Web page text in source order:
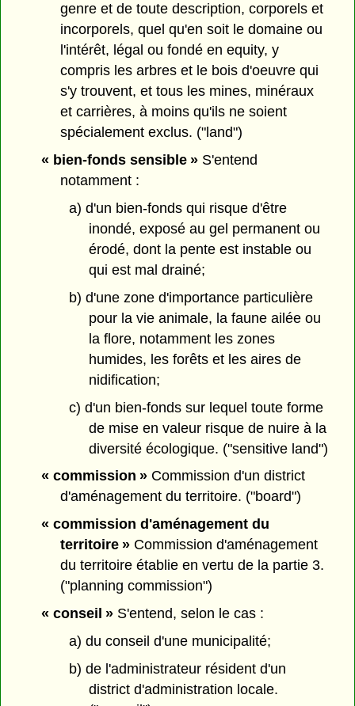
genre et de toute description, corporels et
incorporels, quel qu'en soit le domaine ou
l'intérêt, légal ou fondé en equity, y
compris les arbres et le bois d'oeuvre qui
s'y trouvent, et tous les mines, minéraux
et carrières, à moins qu'ils ne soient
spécialement exclus. ("land")
« bien-fonds sensible »S'entend
notamment :
a) d'un bien-fonds qui risque d'être
inondé, exposé au gel permanent ou
érodé, dont la pente est instable ou
qui est mal drainé;
b) d'une zone d'importance particulière
pour la vie animale, la faune ailée ou
la flore, notamment les zones
humides, les forêts et les aires de
nidification;
c) d'un bien-fonds sur lequel toute forme
de mise en valeur risque de nuire à la
diversité écologique. ("sensitive land")
« commission »Commission d'un district
d'aménagement du territoire. ("board")
« commission d'aménagement du
territoire » Commission d'aménagement
du territoire établie en vertu de la partie 3.
("planning commission")
« conseil »S'entend, selon le cas :
a) du conseil d'une municipalité;
b) de l'administrateur résident d'un
district d'administration locale.